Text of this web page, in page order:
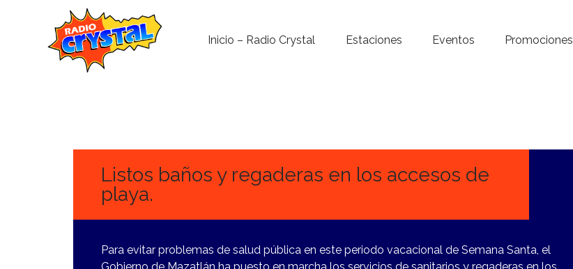
Inicio – Radio Crystal Estaciones Eventos Promociones
Noticias
Contacto
Listos baños y regaderas en los accesos de
playa.
Para evitar problemas de salud pública en este periodo vacacional de Semana Santa, el